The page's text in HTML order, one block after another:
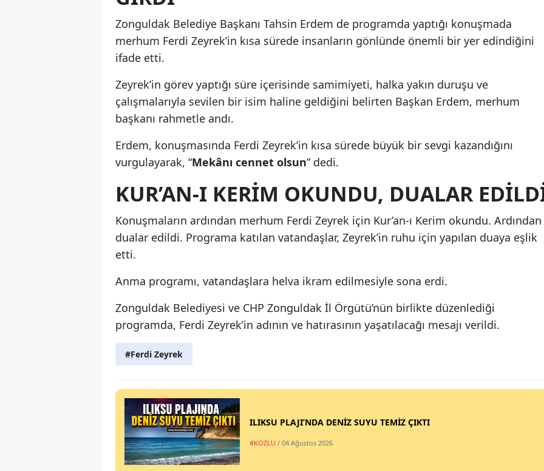
Zonguldak Belediye Başkanı Tahsin Erdem de programda yaptığı konuşmada
merhum Ferdi Zeyrek’in kısa sürede insanların gönlünde önemli bir yer edindiğini
ifade etti.
Zeyrek’in görev yaptığı süre içerisinde samimiyeti, halka yakın duruşu ve
çalışmalarıyla sevilen bir isim haline geldiğini belirten Başkan Erdem, merhum
başkanı rahmetle andı.
Erdem, konuşmasında Ferdi Zeyrek’in kısa sürede büyük bir sevgi kazandığını
vurgulayarak, “Mekânı cennet olsun” dedi.
KUR’AN-I KERİM OKUNDU, DUALAR
Konuşmaların ardından merhum Ferdi Zeyrek için Kur’an-ı Kerim okundu. Ardından
dualar edildi. Programa katılan vatandaşlar, Zeyrek’in ruhu için yapılan duaya eşlik
etti.
Anma programı, vatandaşlara helva ikram edilmesiyle sona erdi.
Zonguldak Belediyesi ve CHP Zonguldak İl Örgütü’nün birlikte düzenlediği
programda, Ferdi Zeyrek’in adının ve hatırasının yaşatılacağı mesajı verildi.
#Ferdi Zeyrek
ILIKSU PLAJI’NDA DENİZ SUYU TEMİZ ÇIKTI
#KOZLU / 04 Ağustos 2026